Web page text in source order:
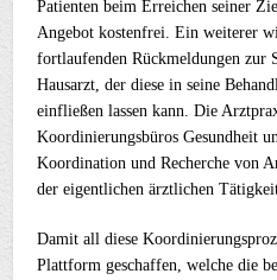
Patienten beim Erreichen seiner
Angebot kostenfrei. Ein weiterer
fortlaufenden Rückmeldungen zur
Hausarzt, der diese in seine
einfließen lassen kann. Die
Koordinierungsbüros Gesundheit
Koordination und Recherche von
der eigentlichen ärztlichen
Damit all diese
Plattform geschaffen, welche die